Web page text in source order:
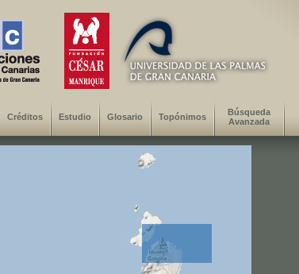
Créditos Estudio Glosario Topónimos
Búsqueda
Avanzada